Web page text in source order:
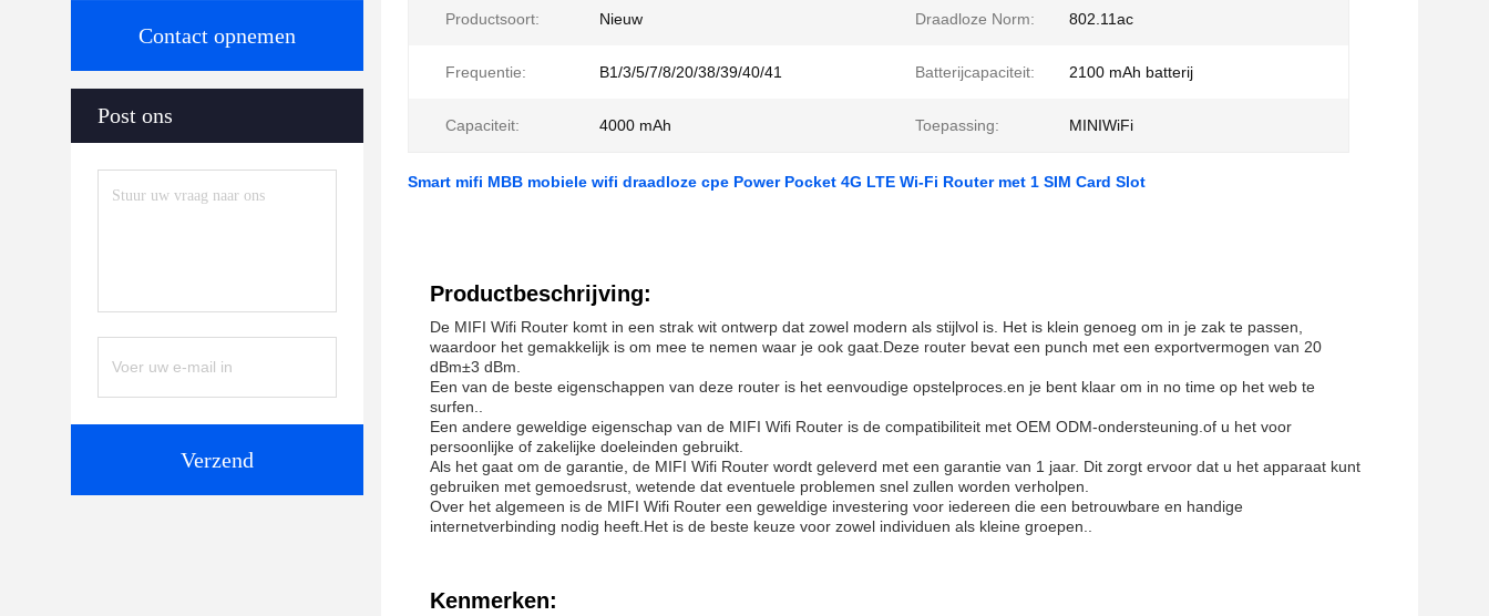
Contact opnemen
Post ons
Verzend
Productsoort: Nieuw Draadloze Norm: 802.11ac
Frequentie: B1/3/5/7/8/20/38/39/40/41 Batterijcapaciteit: 2100 mAh batterij
Capaciteit: 4000 mAh Toepassing: MINIWiFi
Smart mifi MBB mobiele wifi draadloze cpe Power Pocket 4G LTE Wi-Fi Router met 1 SIM Card Slot
Productbeschrijving:
De MIFI Wifi Router komt in een strak wit ontwerp dat zowel modern als stijlvol is. Het is klein genoeg om in je zak te passen,
waardoor het gemakkelijk is om mee te nemen waar je ook gaat.Deze router bevat een punch met een exportvermogen van 20
dBm±3 dBm.
Een van de beste eigenschappen van deze router is het eenvoudige opstelproces.en je bent klaar om in no time op het web te
surfen..
Een andere geweldige eigenschap van de MIFI Wifi Router is de compatibiliteit met OEM ODM-ondersteuning.of u het voor
persoonlijke of zakelijke doeleinden gebruikt.
Als het gaat om de garantie, de MIFI Wifi Router wordt geleverd met een garantie van 1 jaar. Dit zorgt ervoor dat u het apparaat kunt
gebruiken met gemoedsrust, wetende dat eventuele problemen snel zullen worden verholpen.
Over het algemeen is de MIFI Wifi Router een geweldige investering voor iedereen die een betrouwbare en handige
internetverbinding nodig heeft.Het is de beste keuze voor zowel individuen als kleine groepen..
Kenmerken: